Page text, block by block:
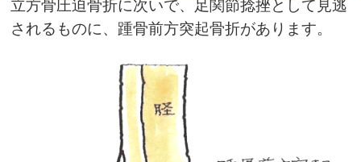
立方骨圧迫骨折に次いで、足関節捻挫として見逃
されるものに、踵骨前方突起骨折があります。